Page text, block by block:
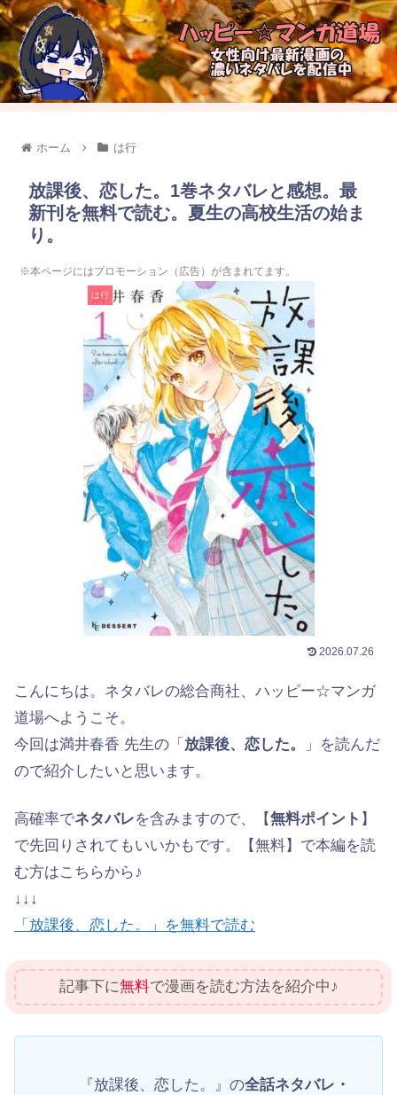
ホーム は行
放課後、恋した。1巻ネタバレと感想。最
新刊を無料で読む。夏生の高校生活の始ま
り。
※本ページにはプロモーション（広告）が含まれてます。
は行
2026.07.26
こんにちは。ネタバレの総合商社、ハッピー☆マンガ
道場へようこそ。
今回は満井春香 先生の「 放課後、恋した。
」を読んだ
ので紹介したいと思います。
高確率でネタバレを含みますので、【無料ポイント 】
で先回りされてもいいかもです。【無料】で本編を読
む方はこちらから♪
↓↓↓
「放課後、恋した。」を無料で読む
記事下に無料で漫画を読む方法を紹介中♪
『放課後、恋した。』の全話ネタバレ・